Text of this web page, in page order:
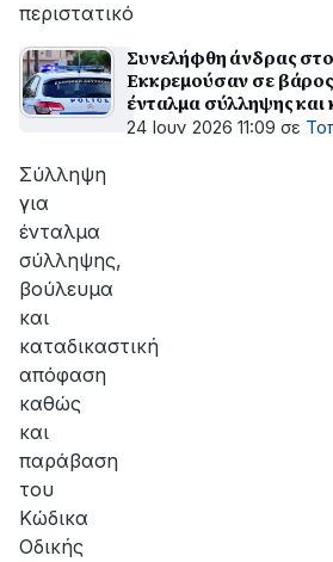
περιστατικό
Συνελήφθη άνδρας
Εκκρεμούσαν σε
ένταλμα σύλληψης και
απόφαση
24 Ιουν 2026 11:09 σε
Σύλληψη
για
ένταλμα
σύλληψης,
βούλευμα
και
καταδικαστική
απόφαση
καθώς
και
παράβαση
του
Κώδικα
Οδικής